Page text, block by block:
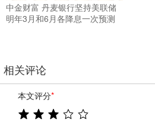
中金财富 丹麦银行坚持美联储
明年3月和6月各降息一次预测
相关评论
本文评分*